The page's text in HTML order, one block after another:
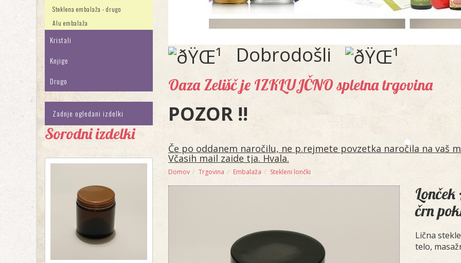
Steklena embalaža - drugo
Alu embalaža
Kristali
Knjige
Drugo
Zadnje ogledani izdelki
Sorodni izdelki
Dobrodošli
Oaza Zelišč je IZKLUJČNO spletna trgovina
POZOR !!
Če po oddanem naročilu, ne p.rejmete povzetka naročila na vaš
Včasih mail zaide tja. Hvala.
Domov Trgovina Embalaža Stekleni lončki
črn
Lična
telo,